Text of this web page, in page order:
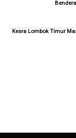
Kesra Lombok Timur